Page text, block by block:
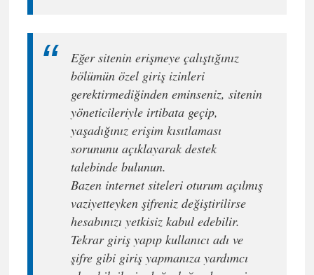
Eğer sitenin erişmeye çalıştığınız
bölümün özel giriş izinleri
gerektirmediğinden eminseniz, sitenin
yöneticileriyle irtibata geçip,
yaşadığınız erişim kısıtlaması
sorununu açıklayarak destek
talebinde bulunun.
Bazen internet siteleri oturum açılmış
vaziyetteyken şifreniz değiştirilirse
hesabınızı yetkisiz kabul edebilir.
Tekrar giriş yapıp kullanıcı adı ve
şifre gibi giriş yapmanıza yardımcı